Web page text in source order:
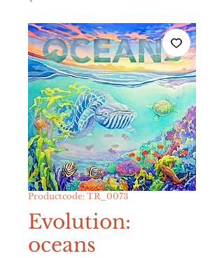
Productcode: TR_0073
Evolution:
oceans